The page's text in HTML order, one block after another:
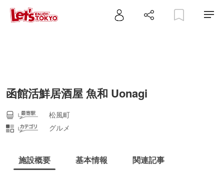
函館活鮮居酒屋 魚和 Uonagi
松風町
グルメ
施設概要 基本情報 関連記事